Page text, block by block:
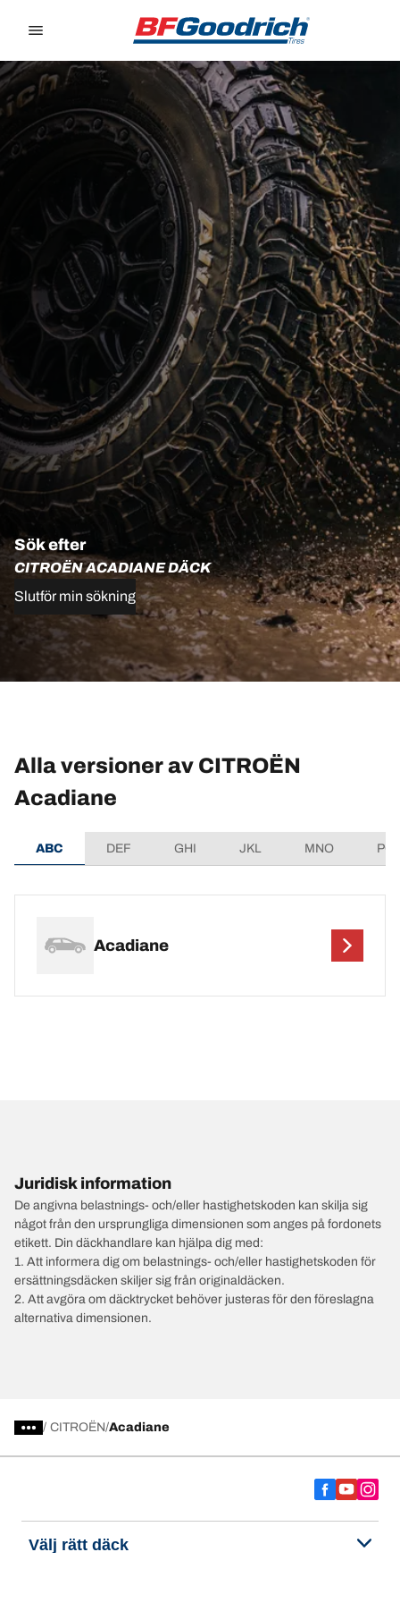
Sök efter
CITROËN ACADIANE DÄCK
Slutför min sökning
Alla versioner av CITROËN
Acadiane
ABC DEF GHI JKL MNO
Acadiane
Juridisk information
De angivna belastnings- och/eller hastighetskoden kan skilja sig
något från den ursprungliga dimensionen som anges på fordonets
etikett. Din däckhandlare kan hjälpa dig med:
1. Att informera dig om belastnings- och/eller hastighetskoden för
ersättningsdäcken skiljer sig från originaldäcken.
2. Att avgöra om däcktrycket behöver justeras för den föreslagna
alternativa dimensionen.
/ CITROËN Acadiane
Välj rätt däck